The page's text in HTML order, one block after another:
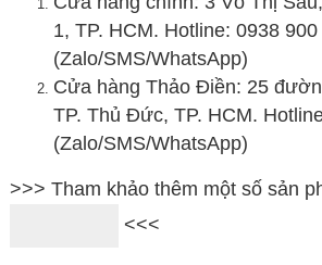
1, TP. HCM. Hotline: 0938
(Zalo/SMS/WhatsApp)
Cửa hàng Thảo Điền: 25
TP. Thủ Đức, TP. HCM.
(Zalo/SMS/WhatsApp)
>>> Tham khảo thêm một số sản
<<<